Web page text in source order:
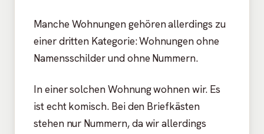
Manche Wohnungen gehören allerdings zu
einer dritten Kategorie: Wohnungen ohne
Namensschilder und ohne Nummern.
In einer solchen Wohnung wohnen wir. Es
ist echt komisch. Bei den Briefkästen
stehen nur Nummern, da wir allerdings